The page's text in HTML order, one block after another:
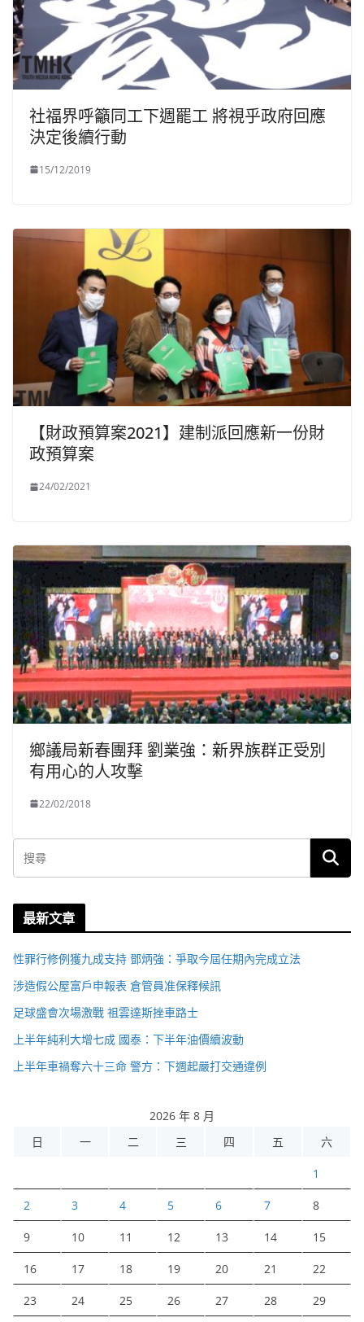
社福界呼籲同工下週罷工 將視乎政府回應
決定後續行動
15/12/2019
【財政預算案2021】建制派回應新一份財
政預算案
24/02/2021
鄉議局新春團拜 劉業強：新界族群正受別
有用心的人攻擊
22/02/2018
最新文章
性罪行修例獲九成支持 鄧炳強：爭取今屆任期內完成立法
涉造假公屋富戶申報表 倉管員准保釋候訊
足球盛會次場激戰 祖雲達斯挫車路士
上半年純利大增七成 國泰：下半年油價續波動
上半年車禍奪六十三命 警方：下週起嚴打交通違例
2026 年 8 月
日
一 二 三 四 五 六
1
2 3 4 5 6 7 8
9 10 11 12 13 14 15
16 17 18 19 20 21 22
23 24 25 26 27 28 29